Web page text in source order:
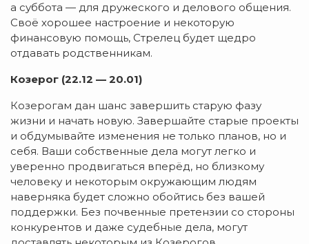
а суббота — для дружеского и делового общения.
Своё хорошее настроение и некоторую
финансовую помощь, Стрелец будет щедро
отдавать родственникам.
Козерог (22.12 — 20.01)
Козерогам дан шанс завершить старую фазу
жизни и начать новую. Завершайте старые проекты
и обдумывайте изменения не только планов, но и
себя. Ваши собственные дела могут легко и
уверенно продвигаться вперёд, но близкому
человеку и некоторым окружающим людям
наверняка будет сложно обойтись без вашей
поддержки. Без почвенные претензии со стороны
конкурентов и даже судебные дела, могут